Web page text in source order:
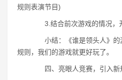
规则表演节目)
3.结合前次游戏的情况，
小结：《谁是领头人》的
规则，我们的游戏就更好玩了。
四、亮眼人竞赛，引入新